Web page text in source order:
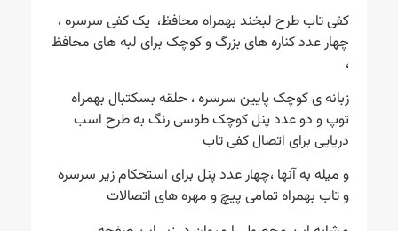
کفی تاب طرح لبخند بهمراه محافظ، یک کفی سرسره ،
چهار عدد کناره های بزرگ و کوچک برای لبه های محافظ
زبانه ی کوچک پایین سرسره ، حلقه بسکتبال بهمراه
توپ و دو عدد پنل کوچک طوسی رنگ به طرح اسب
دریایی برای اتصال کفی تاب
و میله به آنها ،چهار عدد پنل برای استحکام زیر سرسره
و تاب بهمراه تمامی پیچ و مهره های اتصالات